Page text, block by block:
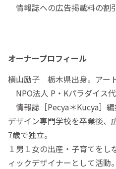
情報誌への広告掲載料の割
オーナープロフィール
横山励子 栃木県出身。アー
NPO法人 P・Kパラダイス
情報誌［Pecya＊Kucya］
デザイン専門学校を卒業後、
7歳で独立。
１男１女の出産・子育てをし
ィックデザイナーとして活動。